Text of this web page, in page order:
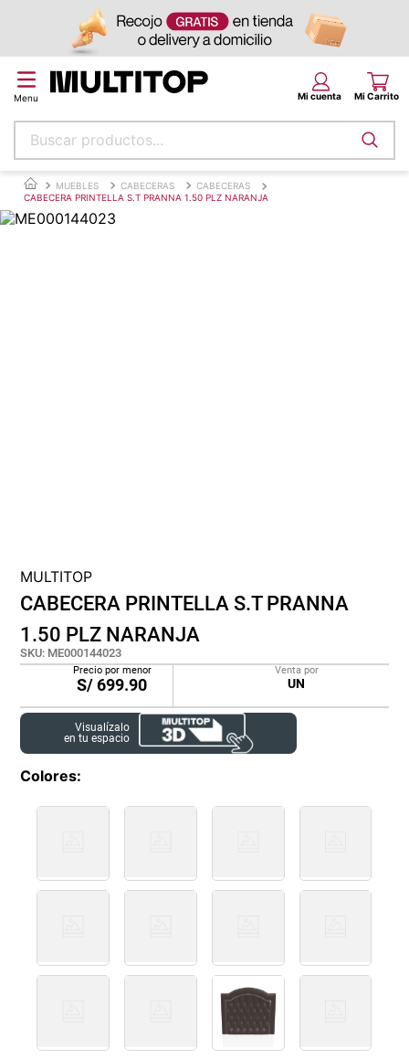
Buscar productos...
MUEBLES CABECERAS
CABECERAS
CABECERA PRINTELLA S.T PRANNA 1.50 PLZ NARANJA
MULTITOP
CABECERA PRINTELLA S.T PRANNA
1.50 PLZ NARANJA
SKU: ME000144023
Precio por menor
S/699.90
Venta por
UN
Visualízalo
en tu espacio
Colores
Términos más buscados
papel tapiz